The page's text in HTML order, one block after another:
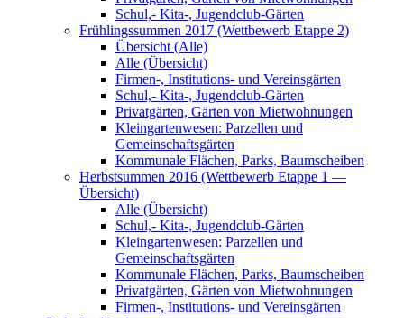
Schul,- Kita-, Jugendclub-Gärten
Frühlingssummen 2017 (Wettbewerb Etappe 2)
Übersicht (Alle)
Alle (Übersicht)
Firmen-, Institutions- und Vereinsgärten
Schul,- Kita-, Jugendclub-Gärten
Privatgärten, Gärten von Mietwohnungen
Kleingartenwesen: Parzellen und
Gemeinschaftsgärten
Kommunale Flächen, Parks, Baumscheiben
Herbstsummen 2016 (Wettbewerb Etappe 1 —
Übersicht)
Alle (Übersicht)
Schul,- Kita-, Jugendclub-Gärten
Kleingartenwesen: Parzellen und
Gemeinschaftsgärten
Kommunale Flächen, Parks, Baumscheiben
Privatgärten, Gärten von Mietwohnungen
Firmen-, Institutions- und Vereinsgärten